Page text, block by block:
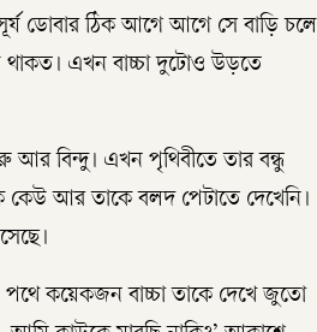
ডোবার ঠিক আগে আগে সে বাড়ি চলে
থাকত। এখন বাচ্চা দুটোও উড়তে
আর বিন্দু। এখন পৃথিবীতে তার বন্ধু
কেউ আর তাকে বলদ পেটাতে দেখেনি।
পথে কয়েকজন বাচ্চা তাকে দেখে জুতো